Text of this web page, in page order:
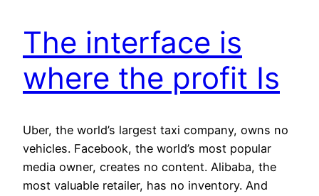
The interface is
where the profit Is
Uber, the world’s largest taxi company, owns no
vehicles. Facebook, the world’s most popular
media owner, creates no content. Alibaba, the
most valuable retailer, has no inventory. And